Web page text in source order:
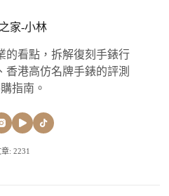
家-小林
的看點，拆解復刻手錶行
香港高仿名牌手錶的評測
指南。
: 2231